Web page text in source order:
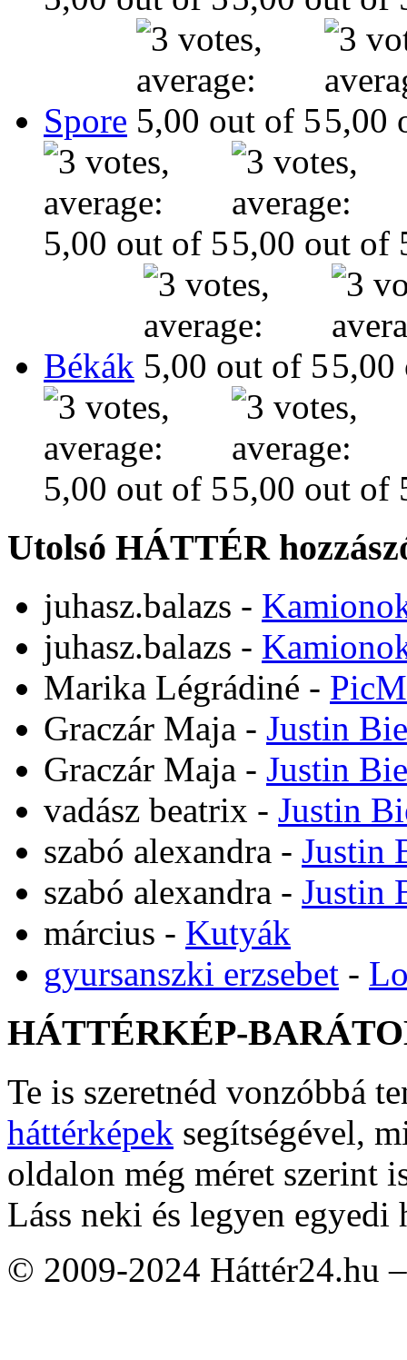
Spore
Békák
Utolsó HÁTTÉR
juhasz.balazs -
juhasz.balazs -
Marika Légrádiné -
Graczár Maja - Justin
Graczár Maja - Justin
vadász beatrix - Justin
szabó alexandra - Justin
szabó alexandra - Justin
március - Kutyák
gyursanszki erzsebet -
HÁTTÉRKÉP-
Te is szeretnéd vonzóbbá
háttérképek segítségével,
oldalon még méret szerint
Láss neki és legyen egyedi
© 2009-2024 Háttér24.hu